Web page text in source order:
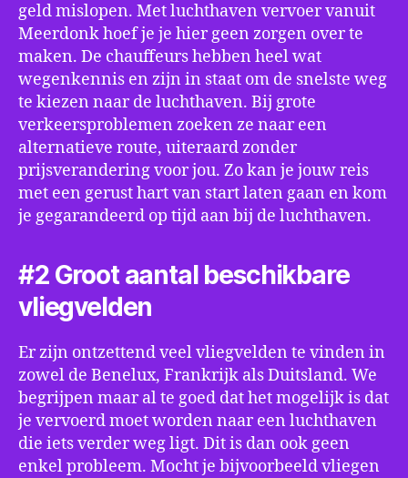
geld mislopen. Met luchthaven vervoer vanuit
Meerdonk hoef je je hier geen zorgen over te
maken. De chauffeurs hebben heel wat
wegenkennis en zijn in staat om de snelste weg
te kiezen naar de luchthaven. Bij grote
verkeersproblemen zoeken ze naar een
alternatieve route, uiteraard zonder
prijsverandering voor jou. Zo kan je jouw reis
met een gerust hart van start laten gaan en kom
je gegarandeerd op tijd aan bij de luchthaven.
#2 Groot aantal beschikbare
vliegvelden
Er zijn ontzettend veel vliegvelden te vinden in
zowel de Benelux, Frankrijk als Duitsland. We
begrijpen maar al te goed dat het mogelijk is dat
je vervoerd moet worden naar een luchthaven
die iets verder weg ligt. Dit is dan ook geen
enkel probleem. Mocht je bijvoorbeeld vliegen